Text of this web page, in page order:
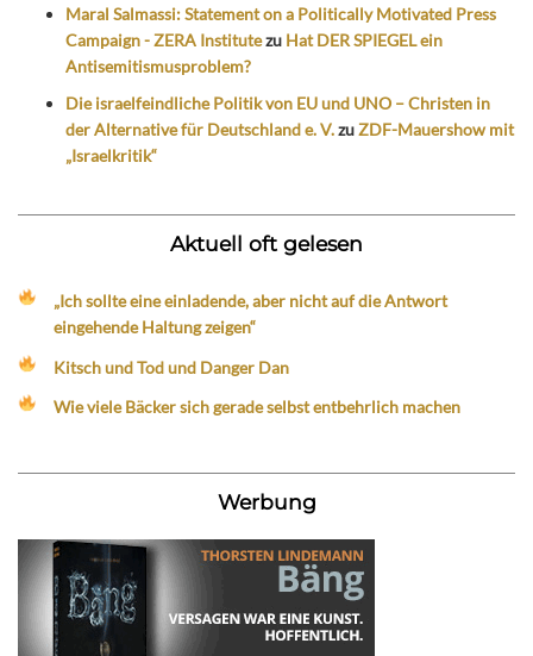
Maral Salmassi: Statement on a Politically Motivated Press
Campaign - ZERA Institutezu Hat DER SPIEGEL ein
Antisemitismusproblem?
Die israelfeindliche Politik von EU und UNO – Christen in
der Alternative für Deutschland e. V.zuZDF-Mauershow mit
„Israelkritik“
Aktuell oft gelesen
„Ich sollte eine einladende, aber nicht auf die Antwort
eingehende Haltung zeigen“
Kitsch und Tod und Danger Dan
Wie viele Bäcker sich gerade selbst entbehrlich machen
Werbung